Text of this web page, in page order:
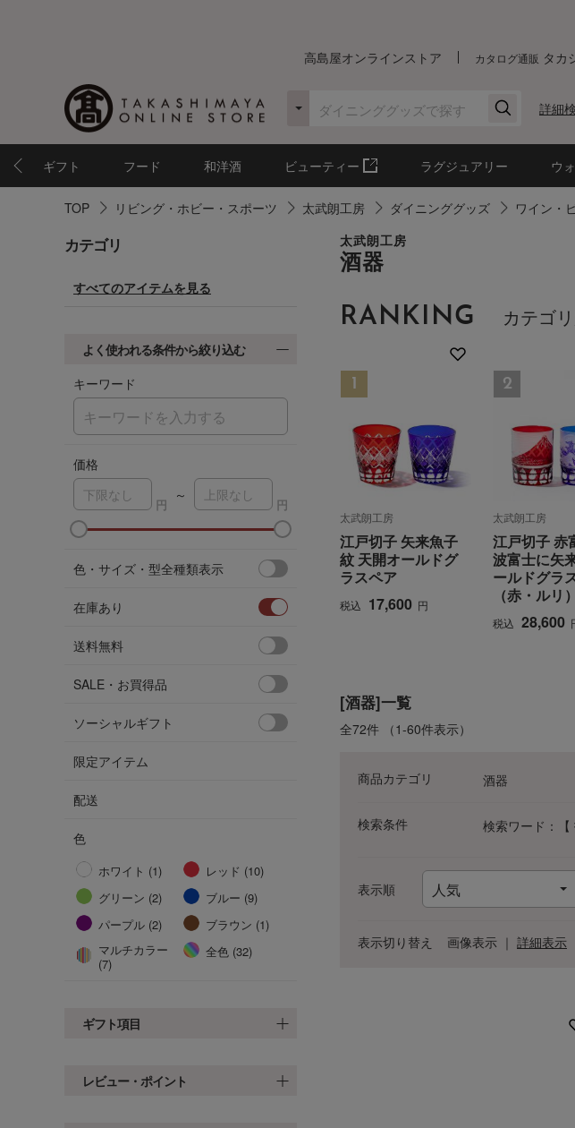
高島屋オンラインストア カタログ通販 タカ
詳細
ギフト フード 和洋酒 ビューティー ラグジュアリー ウ
TOP リビング・ホビー・スポーツ 太武朗工房 ダイニンググッズ ワイン・
カテゴリ
すべてのアイテムを見る
よく使われる条件から絞り込む
キーワード
価格
～
色・サイズ・型全種類表示
在庫あり
送料無料
SALE・お買得品
ソーシャルギフト
限定アイテム
配送
色
ホワイト (1)
レッド (10)
グリーン (2)
ブルー (9)
パープル (2)
ブラウン (1)
マルチカラー
(7)
全色 (32)
ギフト項目
レビュー・ポイント
太武朗工房
酒器
RANKING カテゴ
太武朗工房
江戸切子 矢来魚子
紋 天開オールドグ
ラスペア
税込 17,600 円
太武朗工房
江戸切子 赤
波富士に矢
ールドグラ
（赤・ルリ）
税込 28,600
[酒器]一覧
全72件 （1-60件表示）
商品カテゴリ 酒器
検索条件 検索ワード：【
表示順
表示切り替え 画像表示 ｜ 詳細表示